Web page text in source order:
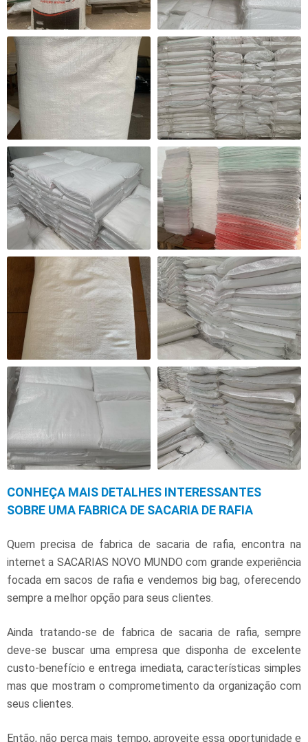
CONHEÇA MAIS DETALHES INTERESSANTES
SOBRE UMA FABRICA DE SACARIA DE RAFIA
Quem precisa de fabrica de sacaria de rafia, encontra na
internet a SACARIAS NOVO MUNDO com grande experiência
focada em sacos de rafia e vendemos big bag, oferecendo
sempre a melhor opção para seus clientes.
Ainda tratando-se de fabrica de sacaria de rafia, sempre
deve-se buscar uma empresa que disponha de excelente
custo-benefício e entrega imediata, características simples
mas que mostram o comprometimento da organização com
seus clientes.
Então, não perca mais tempo, aproveite essa oportunidade e